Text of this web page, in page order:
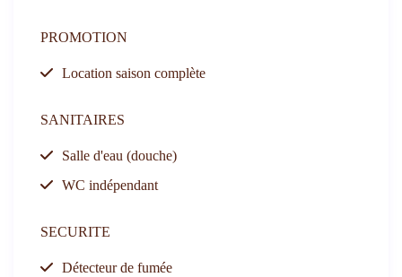
PROMOTION
Location saison complète
SANITAIRES
Salle d'eau (douche)
WC indépendant
SECURITE
Détecteur de fumée